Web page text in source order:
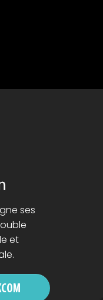
ses
et